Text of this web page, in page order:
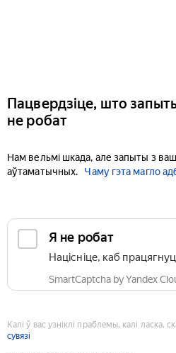
Пацвердзіце, што
не робат
Нам вельмі шкада, але запыты з
аўтаматычных.
Чаму гэта магло
Я не робат
Націсніце, каб
SmartCaptcha by Yandex
Калі ў вас узніклі праблемы, калі ласка,
сувязі